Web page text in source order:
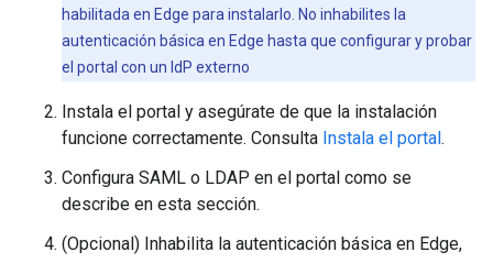
habilitada en Edge para instalarlo. No inhabilites la
autenticación básica en Edge hasta que configurar y probar
el portal con un IdP externo
Instala el portal y asegúrate de que la instalación
funcione correctamente. Consulta Instala el portal.
Configura SAML o LDAP en el portal como se
describe en esta sección.
(Opcional) Inhabilita la autenticación básica en Edge,